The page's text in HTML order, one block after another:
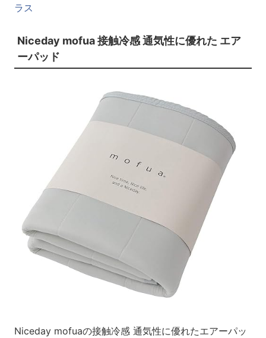
ラス
Niceday mofua 接触冷感 通気性に優れた エア
ーパッド
Niceday mofuaの接触冷感 通気性に優れたエアーパッ